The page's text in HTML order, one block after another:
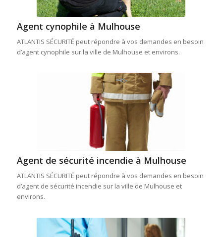
Agent cynophile à Mulhouse
ATLANTIS SÉCURITÉ peut répondre à vos demandes en besoin
d’agent cynophile sur la ville de Mulhouse et environs.
Agent de sécurité incendie à Mulhouse
ATLANTIS SÉCURITÉ peut répondre à vos demandes en besoin
d’agent de sécurité incendie sur la ville de Mulhouse et
environs.